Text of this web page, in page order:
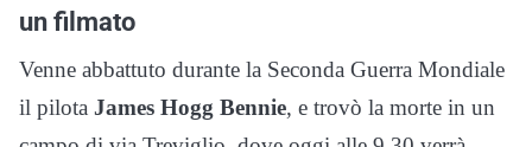
un filmato
Venne abbattuto durante la Seconda Guerra Mondiale
il pilota James Hogg Bennie, e trovò la morte in un